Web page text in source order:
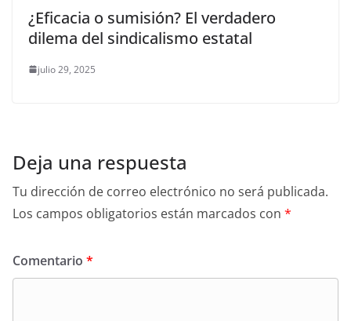
¿Eficacia o sumisión? El verdadero
dilema del sindicalismo estatal
julio 29, 2025
Deja una respuesta
Tu dirección de correo electrónico no será publicada.
Los campos obligatorios están marcados con *
Comentario *